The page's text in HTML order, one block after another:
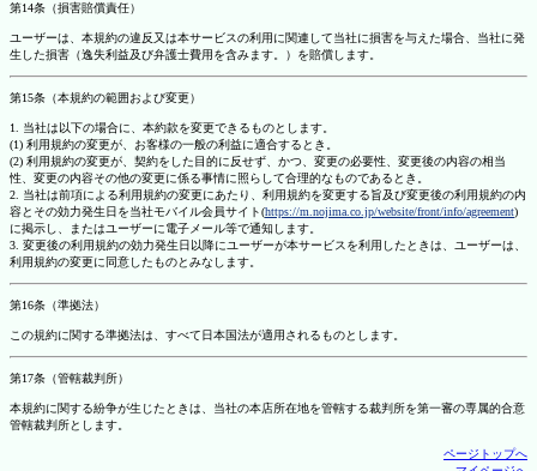
第14条（損害賠償責任）
ユーザーは、本規約の違反又は本サービスの利用に関連して当社に損害を与えた場合、当社に発
生した損害（逸失利益及び弁護士費用を含みます。）を賠償します。
第15条（本規約の範囲および変更）
1. 当社は以下の場合に、本約款を変更できるものとします。
(1) 利用規約の変更が、お客様の一般の利益に適合するとき。
(2) 利用規約の変更が、契約をした目的に反せず、かつ、変更の必要性、変更後の内容の相当
性、変更の内容その他の変更に係る事情に照らして合理的なものであるとき。
2. 当社は前項による利用規約の変更にあたり、利用規約を変更する旨及び変更後の利用規約の内
容とその効力発生日を当社モバイル会員サイト(https://m.nojima.co.jp/website/front/info/agreement)
に掲示し、またはユーザーに電子メール等で通知します。
3. 変更後の利用規約の効力発生日以降にユーザーが本サービスを利用したときは、ユーザーは、
利用規約の変更に同意したものとみなします。
第16条（準拠法）
この規約に関する準拠法は、すべて日本国法が適用されるものとします。
第17条（管轄裁判所）
本規約に関する紛争が生じたときは、当社の本店所在地を管轄する裁判所を第一審の専属的合意
管轄裁判所とします。
ページトップへ